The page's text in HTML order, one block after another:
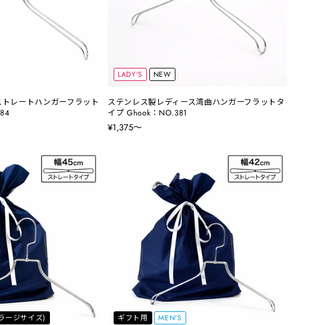
レートハンガーフラット
LADY'S NEW
ステンレス製レディース湾曲ハンガーフラットタ
イプ Ghook：NO.381
¥1,375〜
ージサイズ) ギフト用 MEN'S